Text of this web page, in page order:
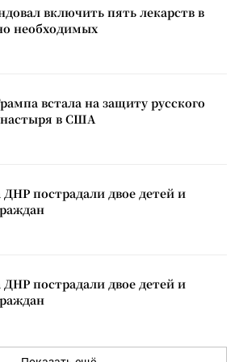
включить пять лекарств в
необходимых
встала на защиту русского
в США
пострадали двое детей и
пострадали двое детей и